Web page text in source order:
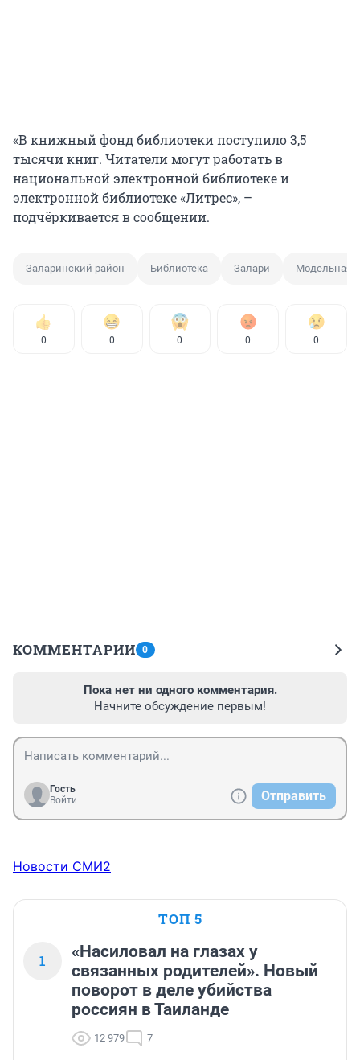
«В книжный фонд библиотеки поступило 3,5
тысячи книг. Читатели могут работать в
национальной электронной библиотеке и
электронной библиотеке «Литрес», –
подчёркивается в сообщении.
Заларинский район Библиотека Залари Модельная
0 0 0 0 0
КОММЕНТАРИИ 0
Пока нет ни одного комментария.
Начните обсуждение первым!
Гость
Войти
Отправить
Новости СМИ2
ТОП 5
1
«Насиловал на глазах у
связанных родителей». Новый
поворот в деле убийства
россиян в Таиланде
12 979 7